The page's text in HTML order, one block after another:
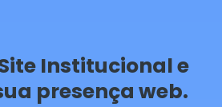
Institucional e
presença web.